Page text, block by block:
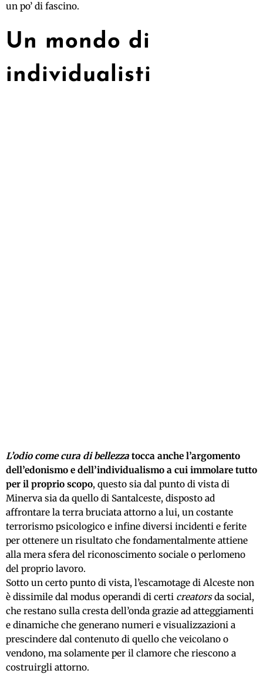
un po’ di fascino.
Un mondo di
individualisti
L’odio come cura di bellezza tocca anche l’argomento
dell’edonismo e dell’individualismo a cui immolare tutto
per il proprio scopo, questo sia dal punto di vista di
Minerva sia da quello di Santalceste, disposto ad
affrontare la terra bruciata attorno a lui, un costante
terrorismo psicologico e infine diversi incidenti e ferite
per ottenere un risultato che fondamentalmente attiene
alla mera sfera del riconoscimento sociale o perlomeno
del proprio lavoro.
Sotto un certo punto di vista, l’escamotage di Alceste non
è dissimile dal modus operandi di certi creatorsda social,
che restano sulla cresta dell’onda grazie ad atteggiamenti
e dinamiche che generano numeri e visualizzazioni a
prescindere dal contenuto di quello che veicolano o
vendono, ma solamente per il clamore che riescono a
costruirgli attorno.